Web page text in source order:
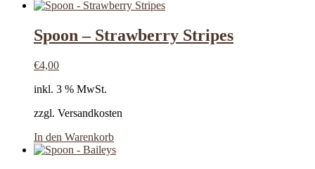
Spoon – Strawberry Stripes
€4,00
inkl. 3 % MwSt.
zzgl. Versandkosten
In den Warenkorb